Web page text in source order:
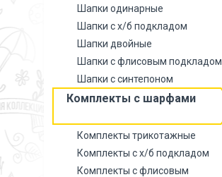
Шапки одинарные
Шапки с х/б подкладом
Шапки двойные
Шапки с флисовым подкладом
Шапки с синтепоном
Комплекты с шарфами
Комплекты трикотажные
Комплекты с х/б подкладом
Комплекты с флисовым